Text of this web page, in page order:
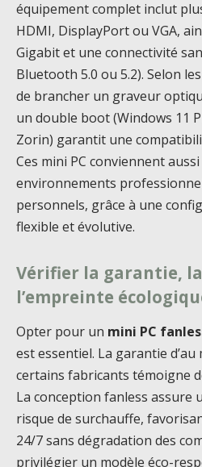
équipement complet inclut
HDMI, DisplayPort ou VGA,
Gigabit et une connectivité
Bluetooth 5.0 ou 5.2). Selon
de brancher un graveur
un double boot (Windows 11
Zorin) garantit une
Ces mini PC conviennent
environnements
personnels, grâce à une
flexible et évolutive.
Vérifier la garantie,
l’empreinte
Opter pour un mini PC
est essentiel. La garantie
certains fabricants témoigne
La conception fanless assure
risque de surchauffe,
24/7 sans dégradation des
privilégier un modèle éco-